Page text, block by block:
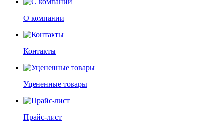
О компании
Контакты
Уцененные товары
Прайс-лист